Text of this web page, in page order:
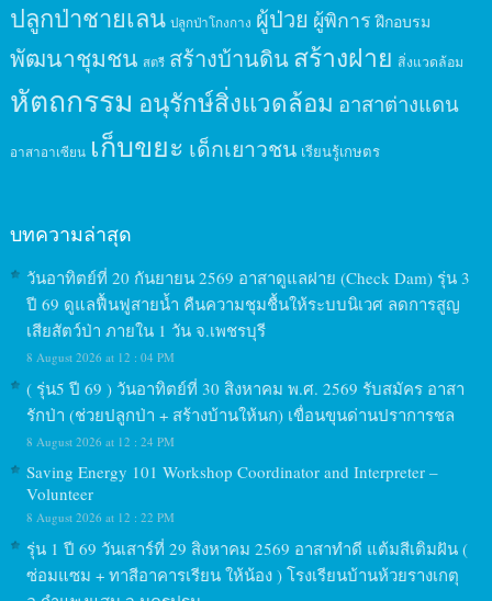
ปลูกป่าชายเลน ปลูกป่าโกงกาง ผู้ป่วย ผู้พิการ ฝึกอบรม
พัฒนาชุมชน สตรี สร้างบ้านดินสร้างฝาย สิ่งแวดล้อม
หัตถกรรม อนุรักษ์สิ่งแวดล้อม อาสาต่างแดน
อาสาอาเซียน เก็บขยะ เด็กเยาวชน เรียนรู้เกษตร
บทความล่าสุด
วันอาทิตย์ที่ 20 กันยายน 2569 อาสาดูแลฝาย (Check Dam) รุ่น 3
ปี 69 ดูแลฟื้นฟูสายน้ำ คืนความชุมชื้นให้ระบบนิเวศ ลดการสูญ
เสียสัตว์ป่า ภายใน 1 วัน จ.เพชรบุรี
8 August 2026 at 12 : 04 PM
( รุ่น5 ปี 69 ) วันอาทิตย์ที่ 30 สิงหาคม พ.ศ. 2569 รับสมัคร อาสา
รักป่า (ช่วยปลูกป่า + สร้างบ้านให้นก) เขื่อนขุนด่านปราการชล
8 August 2026 at 12 : 24 PM
Saving Energy 101 Workshop Coordinator and Interpreter –
Volunteer
8 August 2026 at 12 : 22 PM
รุ่น 1 ปี 69 วันเสาร์ที่ 29 สิงหาคม 2569 อาสาทำดี แต้มสีเติมฝัน (
ซ่อมแซม + ทาสีอาคารเรียน ให้น้อง ) โรงเรียนบ้านห้วยรางเกตุ